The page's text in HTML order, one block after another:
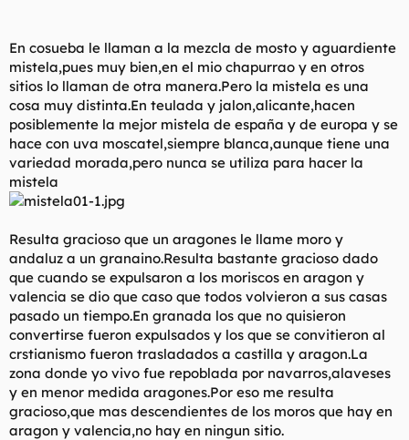
En cosueba le llaman a la mezcla de mosto y aguardiente
mistela,pues muy bien,en el mio chapurrao y en otros
sitios lo llaman de otra manera.Pero la mistela es una
cosa muy distinta.En teulada y jalon,alicante,hacen
posiblemente la mejor mistela de españa y de europa y se
hace con uva moscatel,siempre blanca,aunque tiene una
variedad morada,pero nunca se utiliza para hacer la
mistela
Resulta gracioso que un aragones le llame moro y
andaluz a un granaino.Resulta bastante gracioso dado
que cuando se expulsaron a los moriscos en aragon y
valencia se dio que caso que todos volvieron a sus casas
pasado un tiempo.En granada los que no quisieron
convertirse fueron expulsados y los que se convitieron al
crstianismo fueron trasladados a castilla y aragon.La
zona donde yo vivo fue repoblada por navarros,alaveses
y en menor medida aragones.Por eso me resulta
gracioso,que mas descendientes de los moros que hay en
aragon y valencia,no hay en ningun sitio.